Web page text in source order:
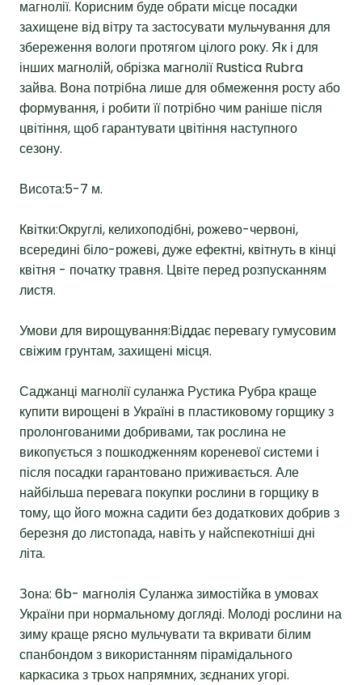
магнолії. Корисним буде обрати місце посадки
захищене від вітру та застосувати мульчування для
збереження вологи протягом цілого року. Як і для
інших магнолій, обрізка магнолії Rustica Rubra
зайва. Вона потрібна лише для обмеження росту або
формування, і робити її потрібно чим раніше після
цвітіння, щоб гарантувати цвітіння наступного
сезону.
Висота:5-7 м.
Квітки:Округлі, келихоподібні, рожево-червоні,
всередині біло-рожеві, дуже ефектні, квітнуть в кінці
квітня - початку травня. Цвіте перед розпусканням
листя.
Умови для вирощування:Віддає перевагу гумусовим
свіжим грунтам, захищені місця.
Саджанці магнолії суланжа Рустика Рубра краще
купити вирощені в Україні в пластиковому горщику з
пролонгованими добривами, так рослина не
викопується з пошкодженням кореневої системи і
після посадки гарантовано приживається. Але
найбільша перевага покупки рослини в горщику в
тому, що його можна садити без додаткових добрив з
березня до листопада, навіть у найспекотніші дні
літа.
Зона: 6b- магнолія Суланжа зимостійка в умовах
України при нормальному догляді. Молоді рослини на
зиму краще рясно мульчувати та вкривати білим
спанбондом з використанням пірамідального
каркасика з трьох напрямних, зєднаних угорі.